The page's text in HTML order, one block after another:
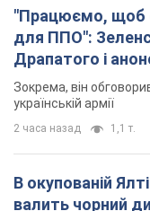
"Працюємо, щоб
для ППО":
Драпатого і
Зокрема, він
українській армії
2 часа назад 1,1 т.
В окупованій
валить чорний